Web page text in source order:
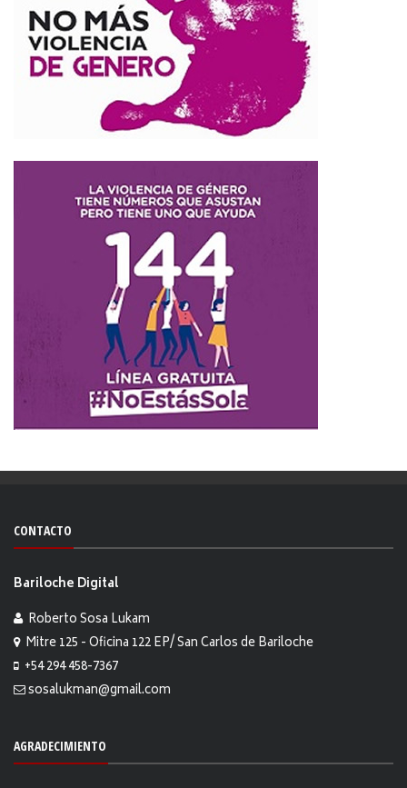
CONTACTO
Bariloche Digital
Roberto Sosa Lukam
Mitre 125 - Oficina 122 EP/ San Carlos de Bariloche
+54 294 458-7367
sosalukman@gmail.com
AGRADECIMIENTO